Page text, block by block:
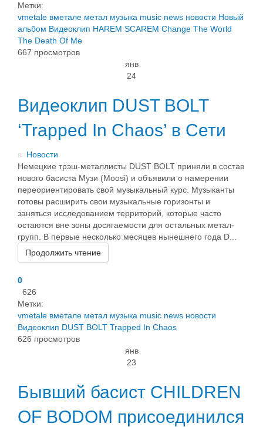
Метки:
vmetale вметале метал музыка music news новости Новый
альбом Видеоклип HAREM SCAREM Change The World
The Death Of Me
667 просмотров
янв
24
Видеоклип DUST BOLT
‘Trapped In Chaos’ в Сети
в Новости
Немецкие трэш-металлисты DUST BOLT приняли в состав
нового басиста Музи (Moosi) и объявили о намерении
переориентировать свой музыкальный курс. Музыканты
готовы расширить свои музыкальные горизонты и
заняться исследованием территорий, которые часто
остаются вне зоны досягаемости для остальных метал-
групп. В первые несколько месяцев нынешнего года D...
Продолжить чтение
0
626
Метки:
vmetale вметале метал музыка music news новости
Видеоклип DUST BOLT Trapped In Chaos
626 просмотров
янв
23
Бывший басист CHILDREN
OF BODOM присоединился